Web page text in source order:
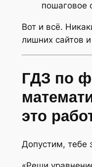
пошаговое
Вот и всё.
лишних сайтов
ГДЗ по
это
Допустим, тебе